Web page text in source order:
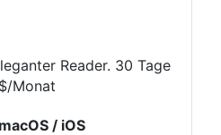
Reader. 30 Tage
Monat
macOS / iOS